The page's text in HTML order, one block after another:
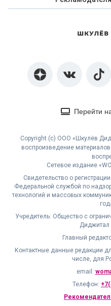
Перейти
Copyright (с) ООО «Шкулёв
воспроизведение
Сетевое издание
Свидетельство о
Федеральной службой по
технологий и массовых
Учредитель: Общество с
Диджитал
Главный
Контактные данные редакции
числе, для
email:
Телефон: